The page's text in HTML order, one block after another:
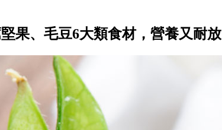
果、毛豆6大類食材，營養又耐放